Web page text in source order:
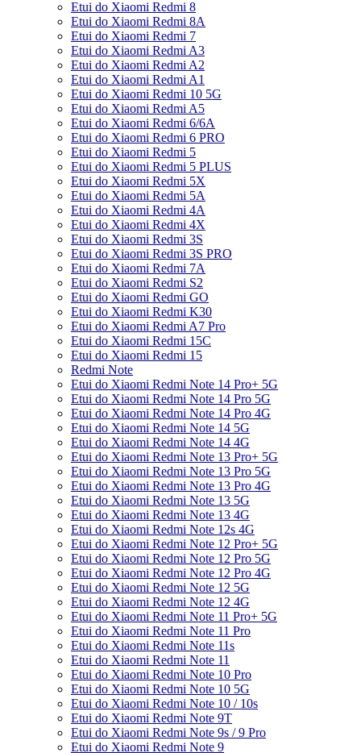
Etui do Xiaomi Redmi 8
Etui do Xiaomi Redmi 8A
Etui do Xiaomi Redmi 7
Etui do Xiaomi Redmi A3
Etui do Xiaomi Redmi A2
Etui do Xiaomi Redmi A1
Etui do Xiaomi Redmi 10 5G
Etui do Xiaomi Redmi A5
Etui do Xiaomi Redmi 6/6A
Etui do Xiaomi Redmi 6 PRO
Etui do Xiaomi Redmi 5
Etui do Xiaomi Redmi 5 PLUS
Etui do Xiaomi Redmi 5X
Etui do Xiaomi Redmi 5A
Etui do Xiaomi Redmi 4A
Etui do Xiaomi Redmi 4X
Etui do Xiaomi Redmi 3S
Etui do Xiaomi Redmi 3S PRO
Etui do Xiaomi Redmi 7A
Etui do Xiaomi Redmi S2
Etui do Xiaomi Redmi GO
Etui do Xiaomi Redmi K30
Etui do Xiaomi Redmi A7 Pro
Etui do Xiaomi Redmi 15C
Etui do Xiaomi Redmi 15
Redmi Note
Etui do Xiaomi Redmi Note 14 Pro+ 5G
Etui do Xiaomi Redmi Note 14 Pro 5G
Etui do Xiaomi Redmi Note 14 Pro 4G
Etui do Xiaomi Redmi Note 14 5G
Etui do Xiaomi Redmi Note 14 4G
Etui do Xiaomi Redmi Note 13 Pro+ 5G
Etui do Xiaomi Redmi Note 13 Pro 5G
Etui do Xiaomi Redmi Note 13 Pro 4G
Etui do Xiaomi Redmi Note 13 5G
Etui do Xiaomi Redmi Note 13 4G
Etui do Xiaomi Redmi Note 12s 4G
Etui do Xiaomi Redmi Note 12 Pro+ 5G
Etui do Xiaomi Redmi Note 12 Pro 5G
Etui do Xiaomi Redmi Note 12 Pro 4G
Etui do Xiaomi Redmi Note 12 5G
Etui do Xiaomi Redmi Note 12 4G
Etui do Xiaomi Redmi Note 11 Pro+ 5G
Etui do Xiaomi Redmi Note 11 Pro
Etui do Xiaomi Redmi Note 11s
Etui do Xiaomi Redmi Note 11
Etui do Xiaomi Redmi Note 10 Pro
Etui do Xiaomi Redmi Note 10 5G
Etui do Xiaomi Redmi Note 10 / 10s
Etui do Xiaomi Redmi Note 9T
Etui do Xiaomi Redmi Note 9s / 9 Pro
Etui do Xiaomi Redmi Note 9